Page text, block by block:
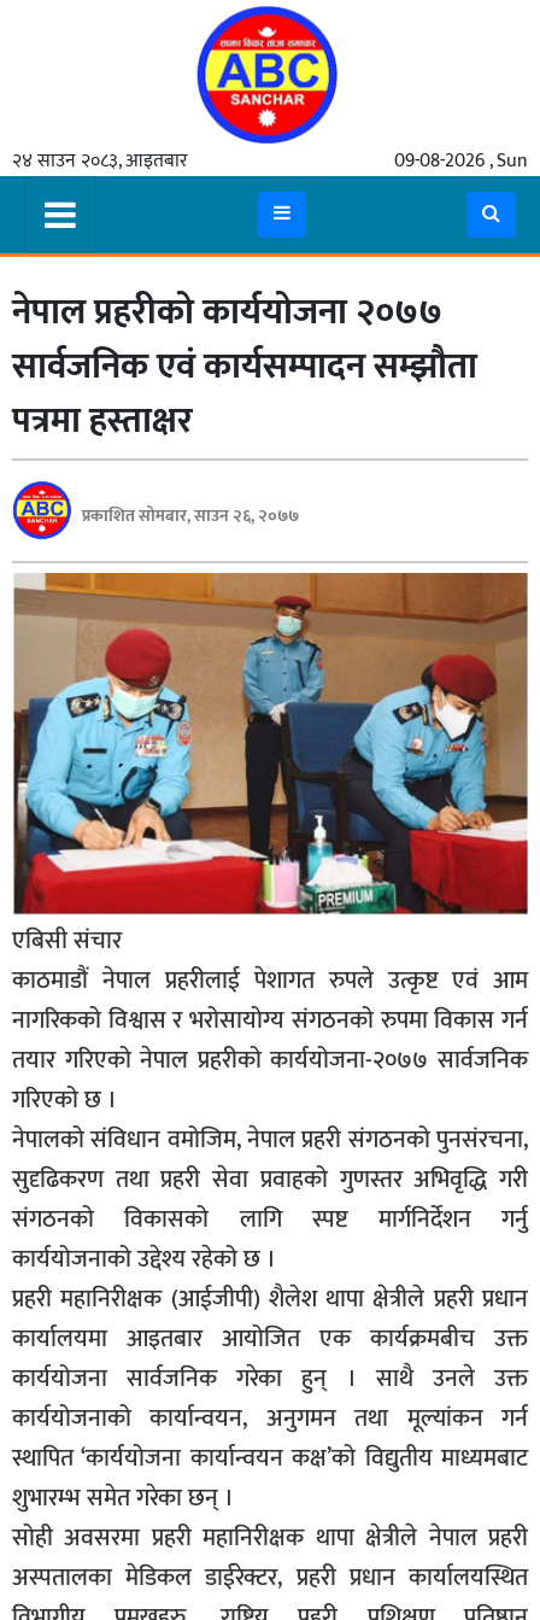
२४ साउन २०८३, आइतबार 09-08-2026 , Sun
समाचार
मुख्य
समाचार
कुटनीती
अर्थ
रसरङ्ग
यौन/
स्वास्थ्य
भिडियो
बिशेष
पत्रपत्रिका
खेलकुद
बिश्व
अचम्म
दुनिया
बिचार
कुराकानी
जीवनशैली
साहित्य
सूचना-
प्रवधि
नेपाल प्रहरीको कार्ययोजना २०७७
सार्वजनिक एवं कार्यसम्पादन सम्झौता
पत्रमा हस्ताक्षर
प्रकाशित सोमबार, साउन २६, २०७७
एबिसी संचार
काठमाडौं नेपाल प्रहरीलाई पेशागत रुपले उत्कृष्ट एवं आम
नागरिकको विश्वास र भरोसायोग्य संगठनको रुपमा विकास गर्न
तयार गरिएको नेपाल प्रहरीको कार्ययोजना-२०७७ सार्वजनिक
गरिएको छ ।
नेपालको संविधान वमोजिम, नेपाल प्रहरी संगठनको पुनसंरचना,
सुदृढिकरण तथा प्रहरी सेवा प्रवाहको गुणस्तर अभिवृद्धि गरी
संगठनको विकासको लागि स्पष्ट मार्गनिर्देशन गर्नु
कार्ययोजनाको उद्देश्य रहेको छ ।
प्रहरी महानिरीक्षक (आईजीपी) शैलेश थापा क्षेत्रीले प्रहरी प्रधान
कार्यालयमा आइतबार आयोजित एक कार्यक्रमबीच उक्त
कार्ययोजना सार्वजनिक गरेका हुन् । साथै उनले उक्त
कार्ययोजनाको कार्यान्वयन, अनुगमन तथा मूल्यांकन गर्न
स्थापित ‘कार्ययोजना कार्यान्वयन कक्ष’को विद्युतीय माध्यमबाट
शुभारम्भ समेत गरेका छन् ।
सोही अवसरमा प्रहरी महानिरीक्षक थापा क्षेत्रीले नेपाल प्रहरी
अस्पतालका मेडिकल डाईरेक्टर, प्रहरी प्रधान कार्यालयस्थित